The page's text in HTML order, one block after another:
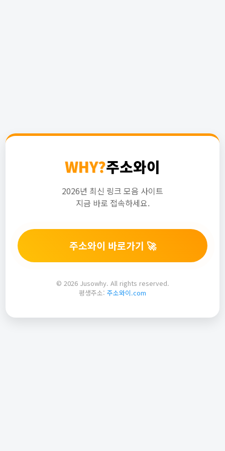
WHY?주소와이
2026년 최신 링크 모음 사이트
지금 바로 접속하세요.
주소와이 바로가기 🚀
© 2026 Jusowhy. All rights reserved.
평생주소: 주소와이.com